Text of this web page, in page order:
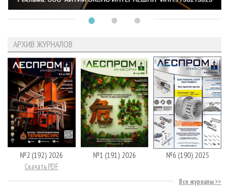
АРХИВ ЖУРНАЛОВ
№2 (192) 2026
Скачать PDF
№1 (191) 2026 №6 (190) 2025
Все журналы